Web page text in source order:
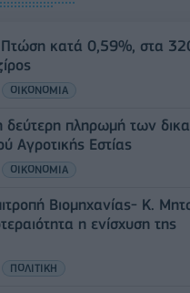
Πτώση κατά 0,59%, στα
ΟΙΚΟΝΟΜΙΑ
πληρωμή των
Αγροτικής Εστίας
ΟΙΚΟΝΟΜΙΑ
Βιομηχανίας- Κ.
η ενίσχυση της
ΠΟΛΙΤΙΚΗ